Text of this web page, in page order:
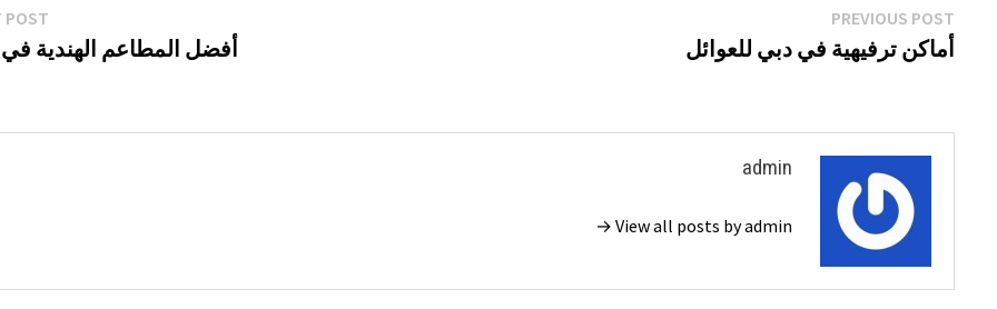
تصفّح
المقالات
PREVIOUS POST
post:
أماكن ترفيهية في دبي للعوائل
POST
أفضل المطاعم الهندية
admin
View all posts by admin →